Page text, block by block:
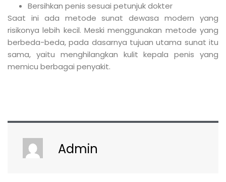
Bersihkan penis sesuai petunjuk dokter
Saat ini ada metode sunat dewasa modern yang
risikonya lebih kecil. Meski menggunakan metode yang
berbeda-beda, pada dasarnya tujuan utama sunat itu
sama, yaitu menghilangkan kulit kepala penis yang
memicu berbagai penyakit.
Admin